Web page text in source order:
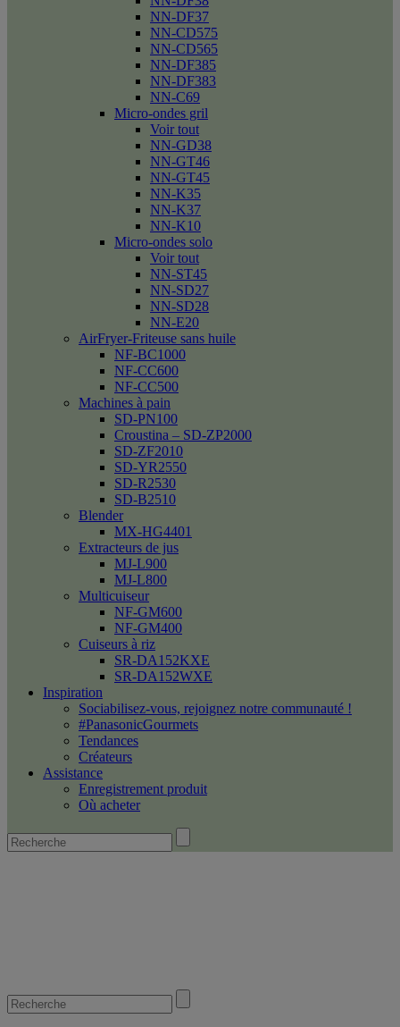
NN-DF37
NN-CD575
NN-CD565
NN-DF385
NN-DF383
NN-C69
Micro-ondes gril
Voir tout
NN-GD38
NN-GT46
NN-GT45
NN-K35
NN-K37
NN-K10
Micro-ondes solo
Voir tout
NN-ST45
NN-SD27
NN-SD28
NN-E20
AirFryer-Friteuse sans huile
NF-BC1000
NF-CC600
NF-CC500
Machines à pain
SD-PN100
Croustina – SD-ZP2000
SD-ZF2010
SD-YR2550
SD-R2530
SD-B2510
Blender
MX-HG4401
Extracteurs de jus
MJ-L900
MJ-L800
Multicuiseur
NF-GM600
NF-GM400
Cuiseurs à riz
SR-DA152KXE
SR-DA152WXE
Inspiration
Sociabilisez-vous, rejoignez notre communauté !
#PanasonicGourmets
Tendances
Créateurs
Assistance
Enregistrement produit
Où acheter